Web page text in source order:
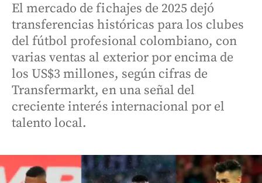
El mercado de fichajes de 2025 dejó
transferencias históricas para los clubes
del fútbol profesional colombiano, con
varias ventas al exterior por encima de
los US$3 millones, según cifras de
Transfermarkt, en una señal del
creciente interés internacional por el
talento local.